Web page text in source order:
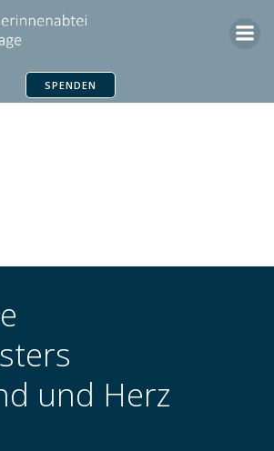
Zum
Inhalt
SPENDEN
und Herz